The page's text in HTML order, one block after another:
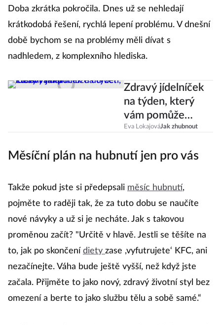
Doba zkrátka pokročila. Dnes už se nehledají
krátkodobá řešení, rychlá lepení problému. V dnešní
době bychom se na problémy měli dívat s
nadhledem, z komplexního hlediska.
Zdravý jídelníček
na týden, který
vám pomůže
udržet ideální váhu
Eva LokajováJak zhubnout
Měsíční plán na hubnutí jen pro vás
Takže pokud jste si předepsali měsíc hubnutí,
pojměte to raději tak, že za tuto dobu se naučíte
nové návyky a už si je necháte. Jak s takovou
proměnou začít? "Určitě v hlavě. Jestli se těšíte na
to, jak po skončení diety zase ,vyfutrujete‘ KFC, ani
nezačínejte. Váha bude ještě vyšší, než když jste
začala. Přijměte to jako nový, zdravý životní styl bez
omezení a berte to jako službu tělu a sobě samé.“